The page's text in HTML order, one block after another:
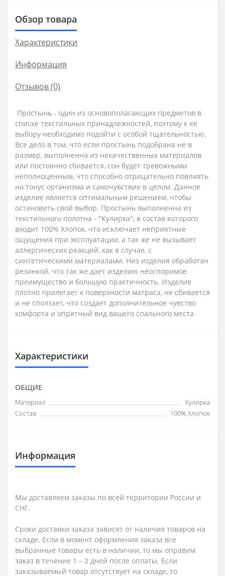
Обзор товара
Характеристики
Информация
Отзывов (0)
Простынь - один из основополагающих предметов в
списке текстильных принадлежностей, поэтому к её
выбору необходимо подойти с особой тщательностью.
Все дело в том, что если простынь подобрана не в
размер, выполненна из некачественных материалов
или постоянно сбивается, сон будет тревожными
неполноценным, что способно отрицательно повлиять
на тонус организма и самочувствие в целом. Данное
изделие является оптимальным решением, чтобы
остановить свой выбор. Простынь выполненна из
текстильного полотна - "Кулирка", в состав которого
входит 100% Хлопок, что исключает неприятные
ощущения при эксплуатации, а так же не вызывает
аллергических реакций, как в случае, с
синтетическими материалами. Низ изделия обработан
резинкой, что так же дает изделию неоспоримое
преимущество и большую практичность. Изделие
плотно прилегает к поверхности матраса, не сбивается
и не сползает, что создает дополнительное чувство
комфорта и опрятный вид вашего спального места.
Характеристики
ОБЩИЕ
Материал
Кулирка
Состав
100% Хлопок
Информация
Мы доставляем заказы по всей территории России и
СНГ.
Сроки доставки заказа зависят от наличия товаров на
складе. Если в момент оформления заказа все
выбранные товары есть в наличии, то мы оправим
заказ в течение 1 – 2 дней после оплаты. Если
заказываемый товар отсутствует на складе, то